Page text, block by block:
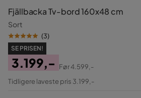
Fjällbacka Tv-bord 160x48 cm
Sort
(3)
SE PRISEN!
Pris
3.199,-
Original
Før4.599,-
Tidligere laveste pris 3.199,-